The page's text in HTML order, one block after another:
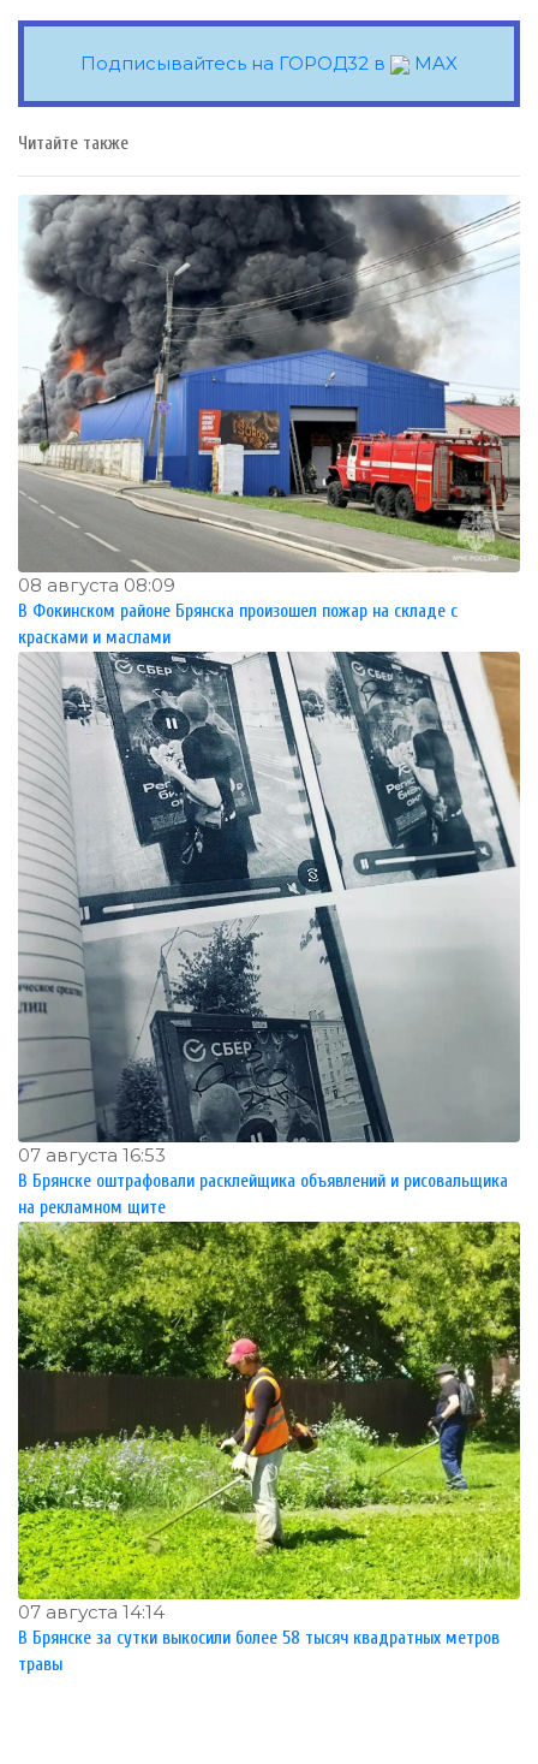
Подписывайтесь на ГОРОД32 в MAX
Читайте также
08 августа 08:09
В Фокинском районе Брянска произошел пожар на складе с
красками и маслами
07 августа 16:53
В Брянске оштрафовали расклейщика объявлений и рисовальщика
на рекламном щите
07 августа 14:14
В Брянске за сутки выкосили более 58 тысяч квадратных метров
травы